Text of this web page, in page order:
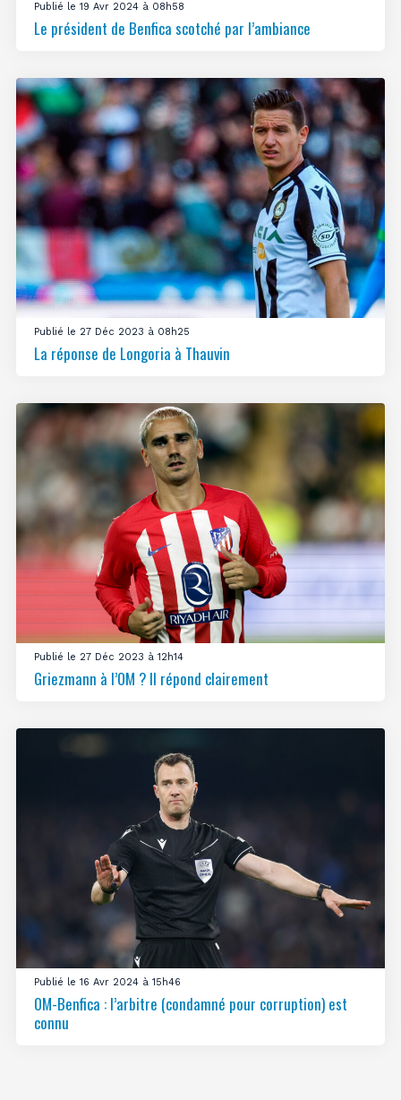
Publié le 19 Avr 2024 à 08h58
Le président de Benfica scotché par l’ambiance
Publié le 27 Déc 2023 à 08h25
La réponse de Longoria à Thauvin
Publié le 27 Déc 2023 à 12h14
Griezmann à l’OM ? Il répond clairement
Publié le 16 Avr 2024 à 15h46
OM-Benfica : l’arbitre (condamné pour corruption) est
connu